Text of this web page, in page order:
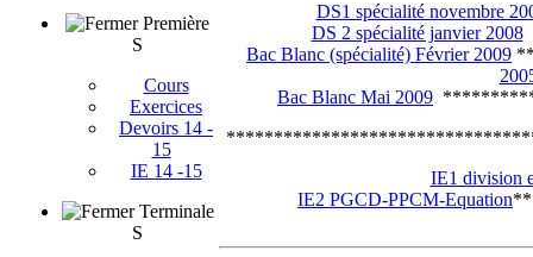
Première
S
Cours
Exercices
Devoirs 14 -
15
IE 14 -15
Terminale
S
DS1 spécialité novembre
DS 2 spécialité janvier 2008
Bac Blanc (spécialité) Février 2009
Bac Blanc Mai 2009
IE1 division
IE2 PGCD-PPCM-Equation